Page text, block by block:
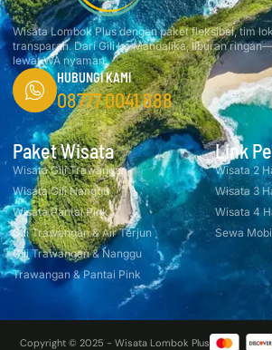
Wisata Lombok Plus dengan paket fleksibel, tim
transparan. Dari Gili ke Mandalika, liburan
lewat WA nyaman.
HUBUNGI KAMI
08777 0041 888
Paket Wisata
Wisata Gili Trawangan
Wisata Gili Nanggu
Wisata Pantai Pink
Gili Trawangan & Air Terjun
Gili Trawangan & Nanggu
Trawangan & Pantai Pink
Link
Wisata 2
Wisata 3
Wisata 4
Sewa
Copyright © 2025 - Wisata Lombok Plus